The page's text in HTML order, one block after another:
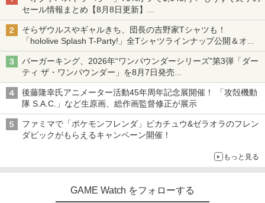
セール情報まとめ【8月8日更新】
ニンテンドーeショップでは「大神 絶景版」が67%オフで990円
そらザウルスやギャルきち、団長の吉野家Tシャツも！
「hololive Splash T-Party!」全Tシャツラインナップ公開＆オン
ライン販売開始
バーガーキング、2026年“ワンパウンダーシリーズ”第3弾「ダー
ティ ザ・ワンパウンダー」を8月7日発売
「特製ガーリックマヨソース」を使用した超大型チーズバーガー
後藤隆幸氏アニメーター活動45年周年記念展開催！ 「攻殻機動
隊 S.A.C.」など生原画、総作画監督修正が展示
ファミマで「ポケモンフレンダ」ピカチュウ&ゼラオラのフレン
ダピックがもらえるキャンペーン開催！
もっと見る
GAME Watch をフォローする